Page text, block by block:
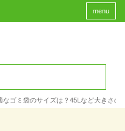
menu
なゴミ袋のサイズは？45Lなど大きさの